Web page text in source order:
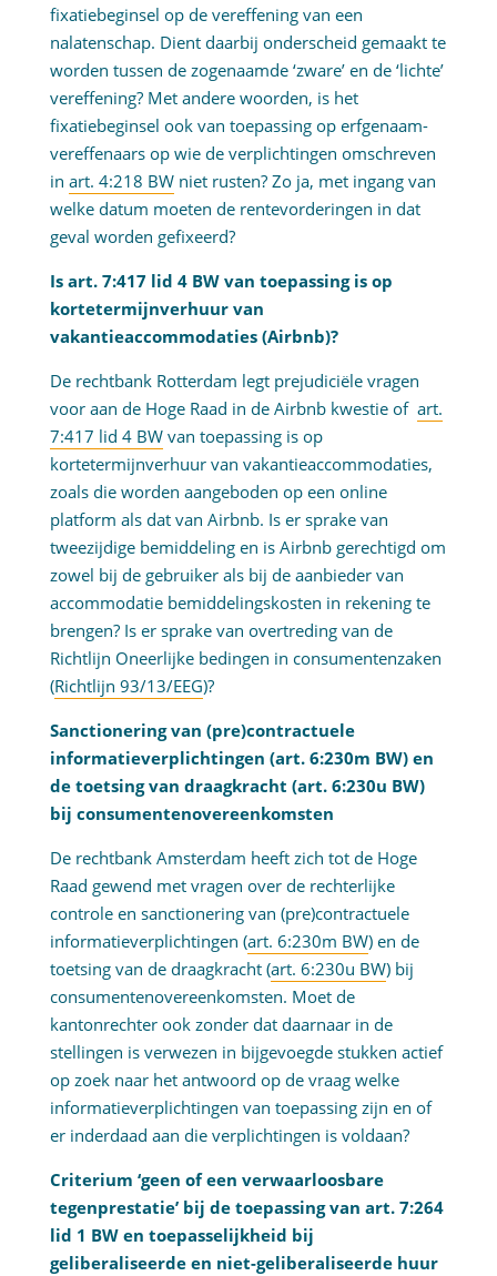
fixatiebeginsel op de vereffening van een
nalatenschap. Dient daarbij onderscheid gemaakt te
worden tussen de zogenaamde ‘zware’ en de ‘lichte’
vereffening? Met andere woorden, is het
fixatiebeginsel ook van toepassing op erfgenaam-
vereffenaars op wie de verplichtingen omschreven
in art. 4:218 BWniet rusten? Zo ja, met ingang van
welke datum moeten de rentevorderingen in dat
geval worden gefixeerd?
Is art. 7:417 lid 4 BW van toepassing is op
kortetermijnverhuur van
vakantieaccommodaties (Airbnb)?
De rechtbank Rotterdam legt prejudiciële vragen
voor aan de Hoge Raad in de Airbnb kwestie of art.
7:417 lid 4 BWvan toepassing is op
kortetermijnverhuur van vakantieaccommodaties,
zoals die worden aangeboden op een online
platform als dat van Airbnb. Is er sprake van
tweezijdige bemiddeling en is Airbnb gerechtigd om
zowel bij de gebruiker als bij de aanbieder van
accommodatie bemiddelingskosten in rekening te
brengen? Is er sprake van overtreding van de
Richtlijn Oneerlijke bedingen in consumentenzaken
(Richtlijn 93/13/EEG)?
Sanctionering van (pre)contractuele
informatieverplichtingen (art. 6:230m BW) en
de toetsing van draagkracht (art. 6:230u BW)
bij consumentenovereenkomsten
De rechtbank Amsterdam heeft zich tot de Hoge
Raad gewend met vragen over de rechterlijke
controle en sanctionering van (pre)contractuele
informatieverplichtingen (art. 6:230m BW) en de
toetsing van de draagkracht (art. 6:230u BW) bij
consumentenovereenkomsten. Moet de
kantonrechter ook zonder dat daarnaar in de
stellingen is verwezen in bijgevoegde stukken actief
op zoek naar het antwoord op de vraag welke
informatieverplichtingen van toepassing zijn en of
er inderdaad aan die verplichtingen is voldaan?
Criterium ‘geen of een verwaarloosbare
tegenprestatie’ bij de toepassing van art. 7:264
lid 1 BW en toepasselijkheid bij
geliberaliseerde en niet-geliberaliseerde huur